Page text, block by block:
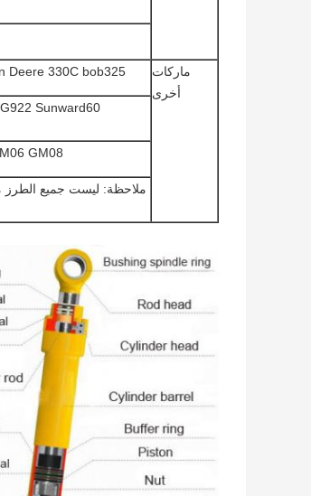
ماركات
أخرى
Deere 330C bob325
Sunward60
GM08
ملاحظة: ليست جميع الطرز